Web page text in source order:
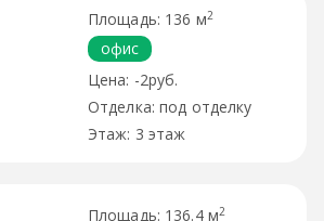
136 м2
офис
-2руб.
под отделку
3 этаж
136.4 м2